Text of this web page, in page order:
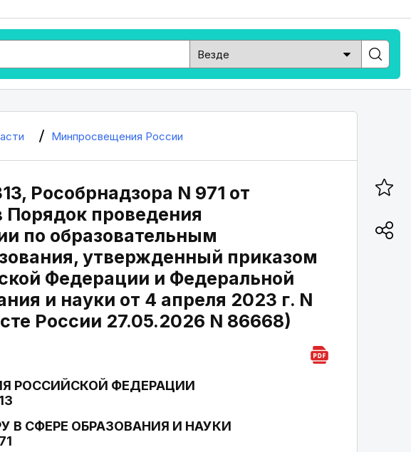
Минпросвещения России
Рособрнадзора N 971 от
проведения
по образовательным
утвержденный приказом
Федерации и Федеральной
и науки от 4 апреля 2023 г. N
России 27.05.2026 N 86668)
РОССИЙСКОЙ ФЕДЕРАЦИИ
В СФЕРЕ ОБРАЗОВАНИЯ И НАУКИ